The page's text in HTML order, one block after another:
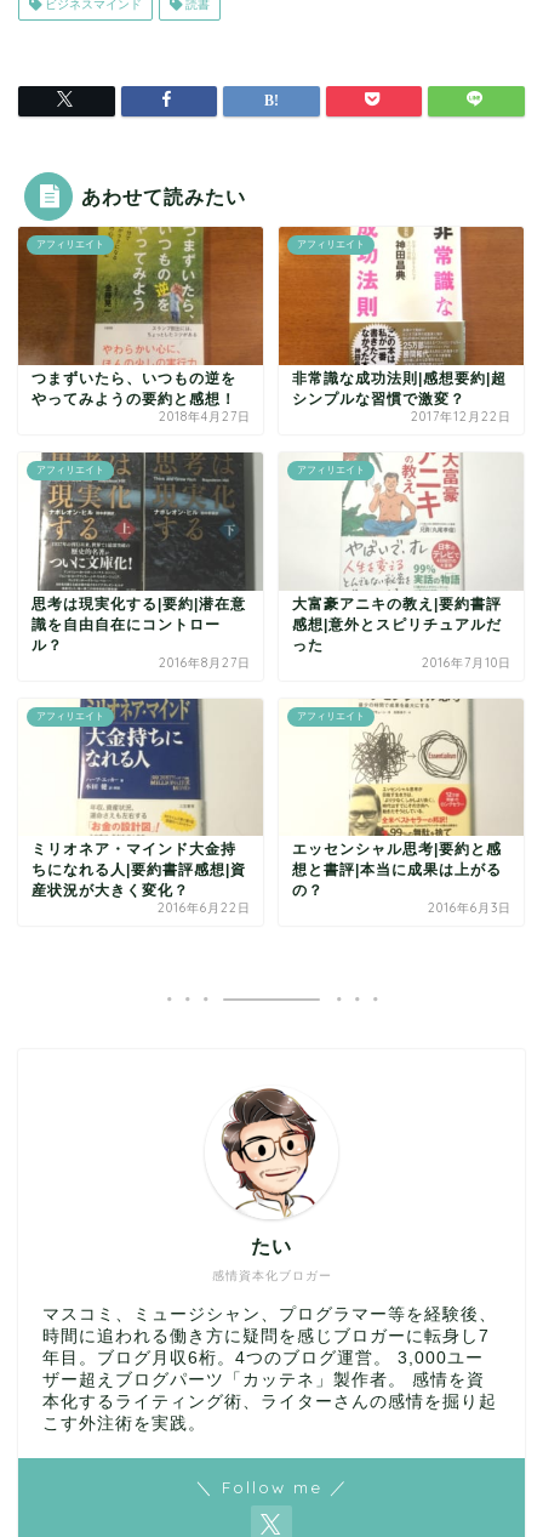
ビジネスマインド 読書
あわせて読みたい
アフィリエイト
つまずいたら、いつもの逆を
やってみようの要約と感想！
2018年4月27日
アフィリエイト
非常識な成功法則|感想要約|超
シンプルな習慣で激変？
2017年12月22日
アフィリエイト
思考は現実化する|要約|潜在意
識を自由自在にコントロー
ル？
2016年8月27日
アフィリエイト
大富豪アニキの教え|要約書評
感想|意外とスピリチュアルだ
った
2016年7月10日
アフィリエイト
ミリオネア・マインド大金持
ちになれる人|要約書評感想|資
産状況が大きく変化？
2016年6月22日
アフィリエイト
エッセンシャル思考|要約と感
想と書評|本当に成果は上がる
の？
2016年6月3日
感情資本化ブロガー
たい
マスコミ、ミュージシャン、プログラマー等を経験後、
時間に追われる働き方に疑問を感じブロガーに転身し7
年目。ブログ月収6桁。4つのブログ運営。 3,000ユー
ザー超えブログパーツ「カッテネ」製作者。 感情を資
本化するライティング術、ライターさんの感情を掘り起
こす外注術を実践。
＼ Follow me ／